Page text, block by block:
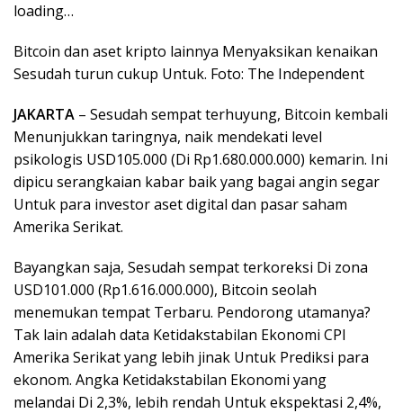
loading…
Bitcoin dan aset kripto lainnya Menyaksikan kenaikan
Sesudah turun cukup Untuk. Foto: The Independent
JAKARTA – Sesudah sempat terhuyung, Bitcoin kembali
Menunjukkan taringnya, naik mendekati level
psikologis USD105.000 (Di Rp1.680.000.000) kemarin. Ini
dipicu serangkaian kabar baik yang bagai angin segar
Untuk para investor aset digital dan pasar saham
Amerika Serikat.
Bayangkan saja, Sesudah sempat terkoreksi Di zona
USD101.000 (Rp1.616.000.000), Bitcoin seolah
menemukan tempat Terbaru. Pendorong utamanya?
Tak lain adalah data Ketidakstabilan Ekonomi CPI
Amerika Serikat yang lebih jinak Untuk Prediksi para
ekonom. Angka Ketidakstabilan Ekonomi yang
melandai Di 2,3%, lebih rendah Untuk ekspektasi 2,4%,